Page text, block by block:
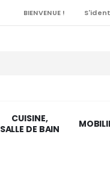
BIENVENUE !
CUISINE,
SALLE DE BAIN